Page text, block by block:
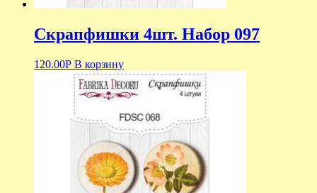
Скрапфишки 4шт. Набор 097
120.00Р В корзину